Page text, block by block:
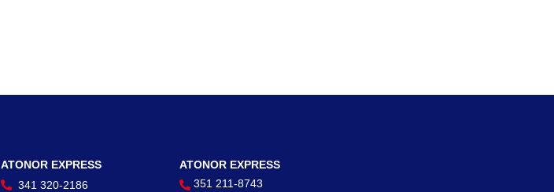
ATONOR EXPRESS
341 320-2186
ATONOR EXPRESS
351 211-8743